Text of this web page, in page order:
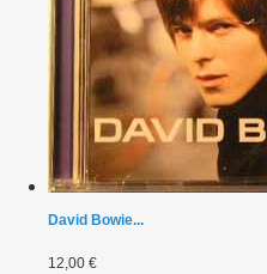
David Bowie...
12,00 €